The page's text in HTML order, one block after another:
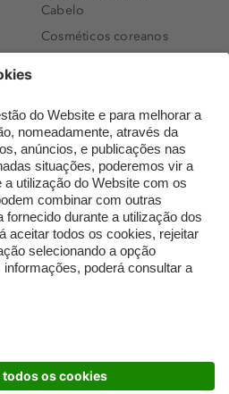
Cabelo
Cosméticos coreanos
Perfumes árabes
Novidades
Melhores Perfumes
Femininos
TOP 10: Perfumes
Masculinos
Pestanas Postiças
Creme Rosto Homem
Embalagens Sustentáveis